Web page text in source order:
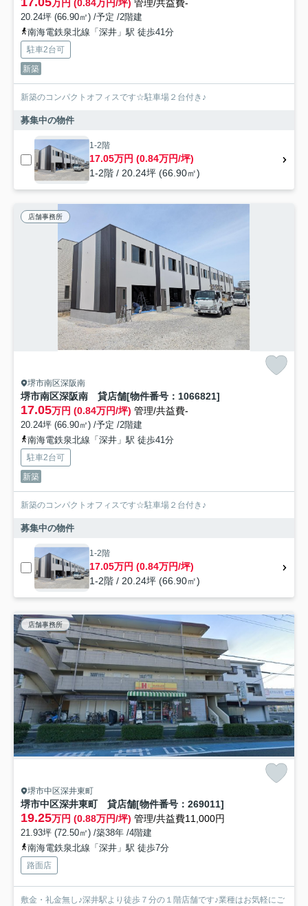
万円 (0.84万円/坪) 管理/共益費-
20.24坪 (66.90㎡) /予定 /2階建
南海電鉄泉北線「深井」駅 徒歩41分
駐車2台可
新築
新築のコンパクトオフィスです☆駐車場２台付き♪
募集中の物件
1-2階
17.05万円 (0.84万円/坪)
1-2階 / 20.24坪 (66.90㎡)
店舗事務所
堺市南区深阪南
堺市南区深阪南 貸店舗[物件番号：1066821]
17.05万円 (0.84万円/坪) 管理/共益費-
20.24坪 (66.90㎡) /予定 /2階建
南海電鉄泉北線「深井」駅 徒歩41分
駐車2台可
新築
新築のコンパクトオフィスです☆駐車場２台付き♪
募集中の物件
1-2階
17.05万円 (0.84万円/坪)
1-2階 / 20.24坪 (66.90㎡)
店舗事務所
堺市中区深井東町
堺市中区深井東町 貸店舗[物件番号：269011]
19.25万円 (0.88万円/坪) 管理/共益費11,000円
21.93坪 (72.50㎡) /築38年 /4階建
南海電鉄泉北線「深井」駅 徒歩7分
路面店
敷金・礼金無し♪深井駅より徒歩７分の１階店舗です♪業種はお気軽にご